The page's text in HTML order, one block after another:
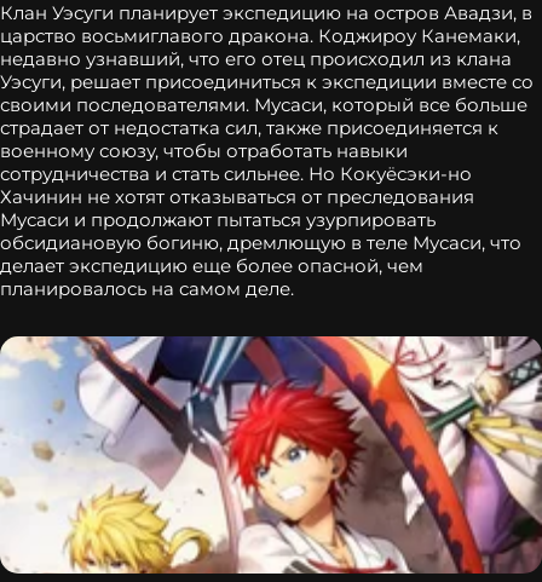
Клан Уэсуги планирует экспедицию на остров Авадзи, в
царство восьмиглавого дракона. Коджироу Канемаки,
недавно узнавший, что его отец происходил из клана
Уэсуги, решает присоединиться к экспедиции вместе со
своими последователями. Мусаси, который все больше
страдает от недостатка сил, также присоединяется к
военному союзу, чтобы отработать навыки
сотрудничества и стать сильнее. Но Кокуёсэки-но
Хачинин не хотят отказываться от преследования
Мусаси и продолжают пытаться узурпировать
обсидиановую богиню, дремлющую в теле Мусаси, что
делает экспедицию еще более опасной, чем
планировалось на самом деле.